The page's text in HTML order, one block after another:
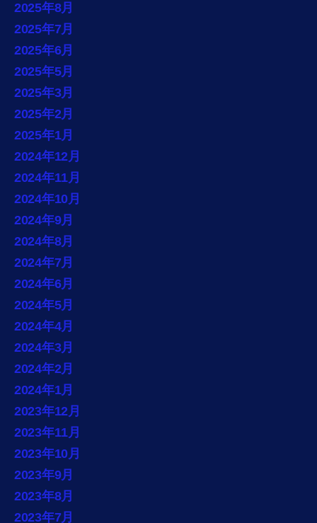
2025年8月
2025年7月
2025年6月
2025年5月
2025年3月
2025年2月
2025年1月
2024年12月
2024年11月
2024年10月
2024年9月
2024年8月
2024年7月
2024年6月
2024年5月
2024年4月
2024年3月
2024年2月
2024年1月
2023年12月
2023年11月
2023年10月
2023年9月
2023年8月
2023年7月